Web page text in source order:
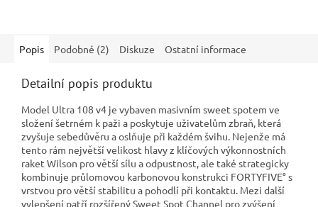
Popis Podobné (2) Diskuze Ostatní informace
Detailní popis produktu
Model Ultra 108 v4 je vybaven masivním sweet spotem ve
složení šetrném k paži a poskytuje uživatelům zbraň, která
zvyšuje sebedůvěru a oslňuje při každém švihu. Nejenže má
tento rám největší velikost hlavy z klíčových výkonnostních
raket Wilson pro větší sílu a odpustnost, ale také strategicky
kombinuje průlomovou karbonovou konstrukci FORTYFIVE° s
vrstvou pro větší stabilitu a pohodlí při kontaktu. Mezi další
vylepšení patří rozšířený Sweet Spot Channel pro zvýšení